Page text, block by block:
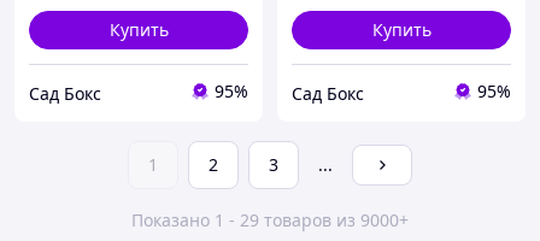
Купить
Сад Бокс 95%
Купить
Сад Бокс 95%
1 2 3 ...
Показано 1 - 29 товаров из 9000+